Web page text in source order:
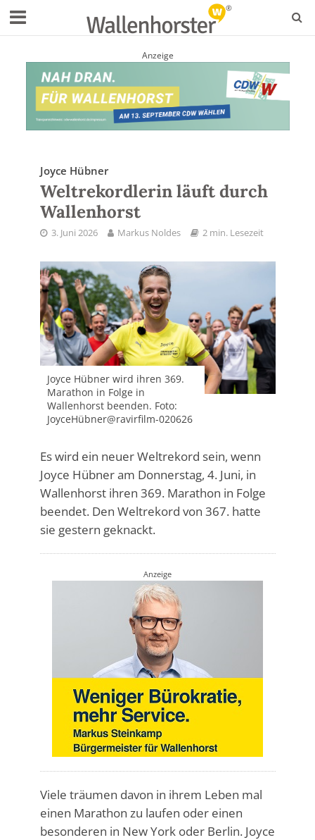
Anzeige
Joyce Hübner
Weltrekordlerin läuft durch
Wallenhorst
3. Juni 2026 Markus Noldes 2 min. Lesezeit
Joyce Hübner wird ihren 369.
Marathon in Folge in
Wallenhorst beenden. Foto:
JoyceHübner@ravirfilm-020626
Es wird ein neuer Weltrekord sein, wenn
Joyce Hübner am Donnerstag, 4. Juni, in
Wallenhorst ihren 369. Marathon in Folge
beendet. Den Weltrekord von 367. hatte
sie gestern geknackt.
Anzeige
Viele träumen davon in ihrem Leben mal
einen Marathon zu laufen oder einen
besonderen in New York oder Berlin. Joyce